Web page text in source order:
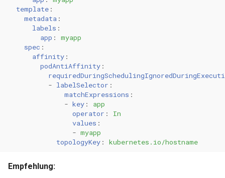
template :
metadata :
labels :
app :
myapp
spec :
affinity :
podAntiAffinity :
- labelSelector :
matchExpressions :
- key :
app
operator :
In
values :
- myapp
topologyKey : kubernetes.io/hostname
Empfehlung: